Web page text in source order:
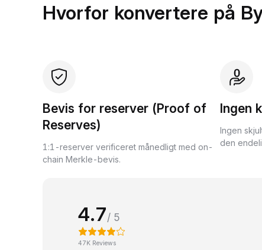
Hvorfor konvertere på
Bevis for reserver (Proof of
Reserves)
1:1-reserver verificeret månedligt med on-
chain Merkle-bevis.
Ingen
Ingen
den
4.7/ 5
47K Reviews